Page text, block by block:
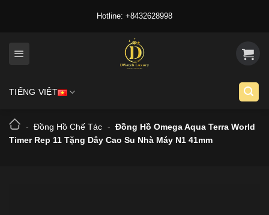
Hotline: +8432628998
TIẾNG VIỆT
- Đồng Hồ Chế Tác - Đồng Hồ Omega Aqua Terra World
Timer Rep 11 Tặng Dây Cao Su Nhà Máy N1 41mm